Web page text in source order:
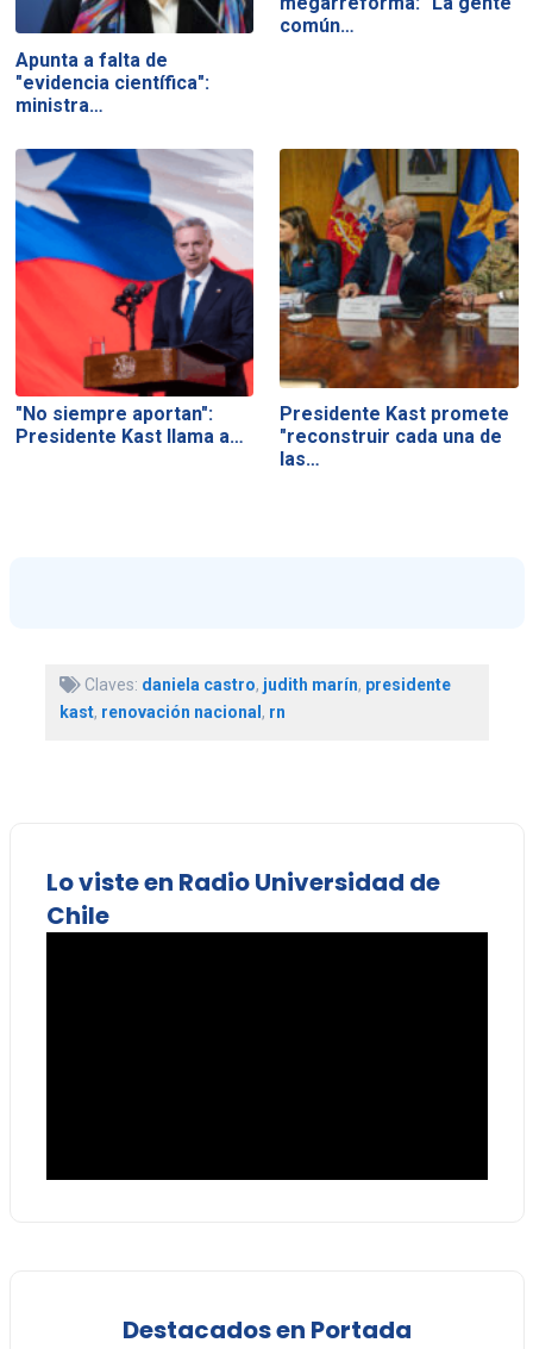
Apunta a falta de
"evidencia científica":
ministra…
común…
"No siempre aportan":
Presidente Kast llama a…
Presidente Kast promete
"reconstruir cada una de
las…
Claves: daniela castro, judith marín, presidente
kast, renovación nacional, rn
Lo viste en Radio Universidad de
Chile
Destacados en Portada